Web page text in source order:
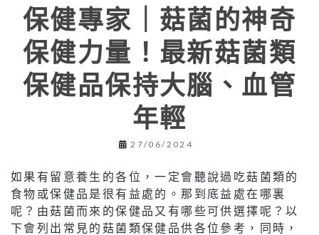
保健專家｜菇菌的神奇
保健力量！最新菇菌類
保健品保持大腦、血管
年輕
27/06/2024
如果有留意養生的各位，一定會聽說過吃菇菌類的
食物或保健品是很有益處的。那到底益處在哪裏
呢？由菇菌而來的保健品又有哪些可供選擇呢？以
下會列出常見的菇菌類保健品供各位參考，同時，